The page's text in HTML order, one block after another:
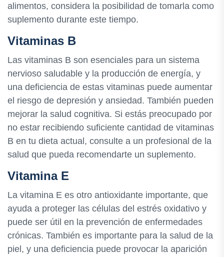
alimentos, considera la posibilidad de tomarla como
suplemento durante este tiempo.
Vitaminas B
Las vitaminas B son esenciales para un sistema
nervioso saludable y la producción de energía, y
una deficiencia de estas vitaminas puede aumentar
el riesgo de depresión y ansiedad. También pueden
mejorar la salud cognitiva. Si estás preocupado por
no estar recibiendo suficiente cantidad de vitaminas
B en tu dieta actual, consulte a un profesional de la
salud que pueda recomendarte un suplemento.
Vitamina E
La vitamina E es otro antioxidante importante, que
ayuda a proteger las células del estrés oxidativo y
puede ser útil en la prevención de enfermedades
crónicas. También es importante para la salud de la
piel, y una deficiencia puede provocar la aparición